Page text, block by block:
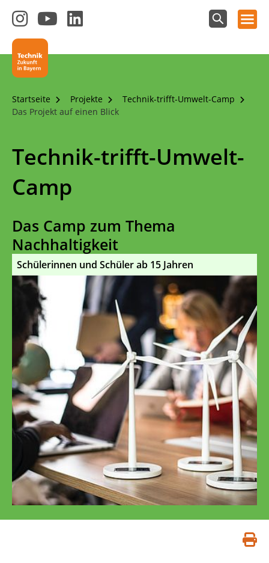
Technik - Zukunft in Bayern
Zum
Instagram-
Kanal
von
Technik-
in
Bayern
Zum
YouTube-LinkedIn-
Suchfeld
Hauptnavigation öffnen
Startseite Projekte
Technik-trifft-Umwelt-Camp
Das Projekt auf einen Blick
Technik-trifft-Umwelt-
Camp
Das Camp zum Thema
Nachhaltigkeit
Schülerinnen und Schüler ab 15 Jahren